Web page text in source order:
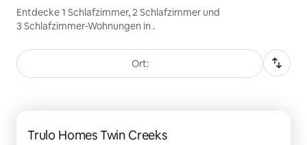
Entdecke 1 Schlafzimmer, 2 Schlafzimmer und
3 Schlafzimmer-Wohnungen in .
Ort:
Trulo Homes Twin Creeks